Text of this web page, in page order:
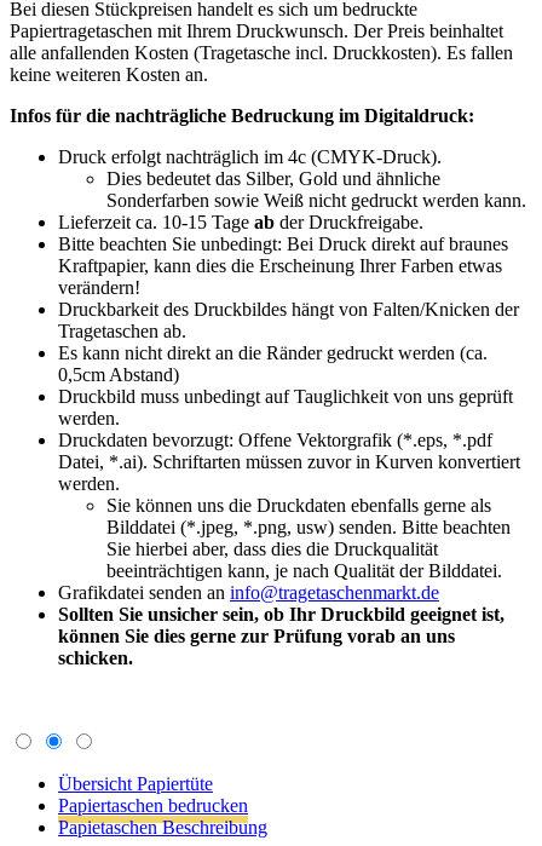
Druckbild muss unbedingt auf Tauglichkeit von uns geprüft
werden.
Druckdaten bevorzugt: Offene Vektorgrafik (*.eps, *.pdf
Datei, *.ai). Schriftarten müssen zuvor in Kurven konvertiert
Sie können uns die Druckdaten ebenfalls gerne als
Sie hierbei aber, dass dies die Druckqualität
beeinträchtigen kann, je nach Qualität der Bilddatei.
Grafikdatei senden aninfo@tragetaschenmarkt.de
Sollten Sie unsicher sein, ob Ihr Druckbild geeignet ist,
können Sie dies gerne zur Prüfung vorab an uns
schicken.
Übersicht Papiertüte
Papiertaschen bedrucken
Papietaschen Beschreibung
Bedrucken von Papiertaschen
Nachfolgend finden Sie die wichtigsten Informationen
zum Bedrucken von Tragetaschen.
Der Aufdruck bei dieser Papiertasche erfolgt im
Digital-, Offset- oder Flexo-Druckverfahren.
Suchen Sie eine bedruckte Tragetasche, dann
Papiertaschen
Gewünschtes Taschenformat (Breite x Tiefe x
Höhe in cm)
Soll der Druck 1 seitig oder 2 seitig sein